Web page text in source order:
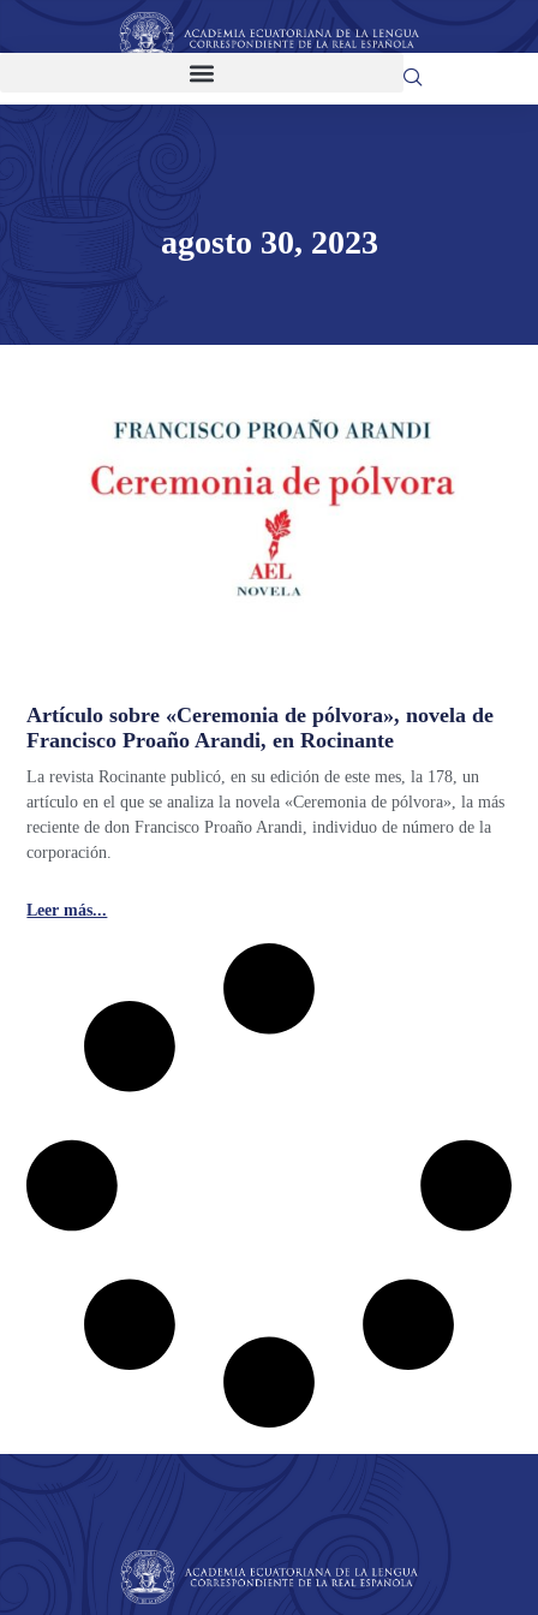
agosto 30, 2023
Artículo sobre «Ceremonia de pólvora», novela de
Francisco Proaño Arandi, en Rocinante
La revista Rocinante publicó, en su edición de este mes, la 178, un
artículo en el que se analiza la novela «Ceremonia de pólvora», la más
reciente de don Francisco Proaño Arandi, individuo de número de la
corporación.
Leer más...